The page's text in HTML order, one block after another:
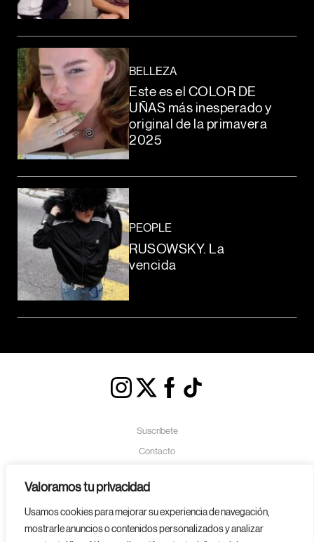
Valoramos tu privacidad
Usamos cookies para mejorar su experiencia de navegación,
mostrarle anuncios o contenidos personalizados y analizar
BELLEZA
Este es el COLOR DE
UÑAS más inesperado y
original de la primavera
2025
PEOPLE
RUSOWSKY. La
vencida
Suscríbete
Contacto
Aviso Legal
Política de Privacidad